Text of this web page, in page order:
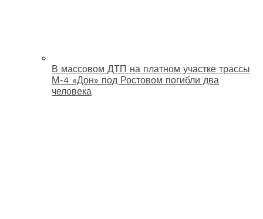
В массовом ДТП на платном участке трассы
М-4 «Дон» под Ростовом погибли два
человека